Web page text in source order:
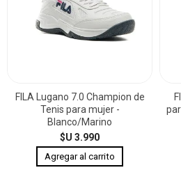
FILA Lugano 7.0 Champion de
Tenis para mujer -
Blanco/Marino
$U 3.990